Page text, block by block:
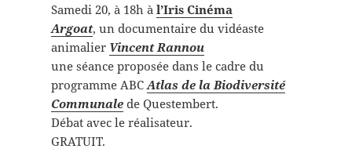
Samedi 20, à 18h à l’Iris Cinéma
Argoat, un documentaire du vidéaste
animalier Vincent Rannou
une séance proposée dans le cadre du
programme ABC Atlas de la Biodiversité
Communalede Questembert.
Débat avec le réalisateur.
GRATUIT.